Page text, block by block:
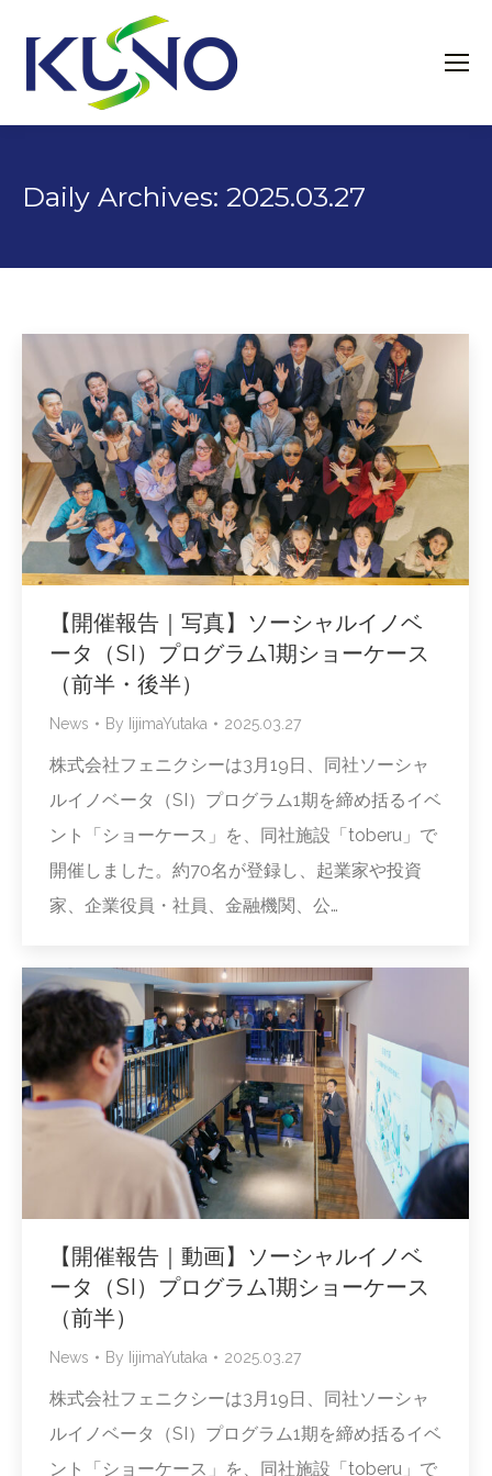
Daily Archives: 2025.03.27
【開催報告｜写真】ソーシャルイノベ
ータ（SI）プログラム1期ショーケース
（前半・後半）
News By IijimaYutaka 2025.03.27
株式会社フェニクシーは3月19日、同社ソーシャ
ルイノベータ（SI）プログラム1期を締め括るイベ
ント「ショーケース」を、同社施設「toberu」で
開催しました。約70名が登録し、起業家や投資
家、企業役員・社員、金融機関、公…
【開催報告｜動画】ソーシャルイノベ
ータ（SI）プログラム1期ショーケース
（前半）
News By IijimaYutaka 2025.03.27
株式会社フェニクシーは3月19日、同社ソーシャ
ルイノベータ（SI）プログラム1期を締め括るイベ
ント「ショーケース」を、同社施設「toberu」で